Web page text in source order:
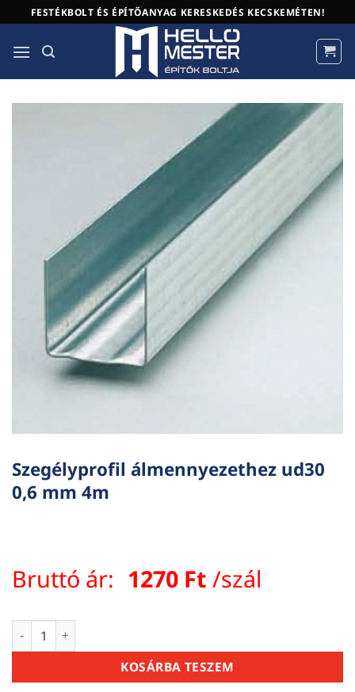
to
content
FESTÉKBOLT ÉS ÉPÍTŐANYAG KERESKEDÉS KECSKEMÉTEN!
Szegélyprofil álmennyezethez ud30
0,6 mm 4m
Bruttó ár: 1270 Ft /szál
Szegélyprofil álmennyezethez ud30 0,6 mm 4m mennyiség
KOSÁRBA TESZEM